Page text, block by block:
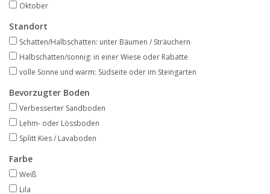
Herbstblüher
Schattenpflanzen
Angebote
Bodenverbesserung
SONSTIGE PRODUKTE
Beratung
Oktober
Standort
Schatten/Halbschatten: unter Bäumen / Sträuchern
Halbschatten/sonnig: in einer Wiese oder Rabatte
volle Sonne und warm: Südseite oder im Steingarten
Bevorzugter Boden
Verbesserter Sandboden
Lehm- oder Lössboden
Splitt Kies / Lavaboden
Farbe
Weiß
Lila